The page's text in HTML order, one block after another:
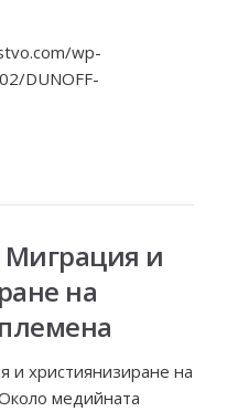
wp-
DUNOFF-
и
на
и християнизиране на
медийната